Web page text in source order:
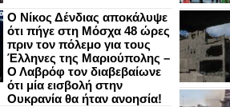
Ο Νίκος Δένδιας αποκάλυψε
ότι πήγε στη Μόσχα 48 ώρες
πριν τον πόλεμο για τους
Έλληνες της Μαριούπολης –
Ο Λαβρόφ τον διαβεβαίωνε
ότι μία εισβολή στην
Ουκρανία θα ήταν ανοησία!